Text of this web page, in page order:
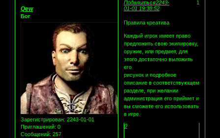
Поделиться 1
2243-
01-01 19:38:52
Qew
Бог
Зарегистрирован: 2243-01-01
Приглашений: 0
Сообщений: 257
Правила креатива
Каждый игрок имеет право
предложить свою экипировку,
оружие, или предмет, для
этого достаточно выложить
его
рисунок и подробное
описание в соответствующем
разделе, при желании
администрация его приймет и
вы сможете его использовать
в игре.
0